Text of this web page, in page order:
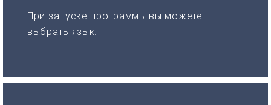
При запуске программы вы можете
выбрать язык.